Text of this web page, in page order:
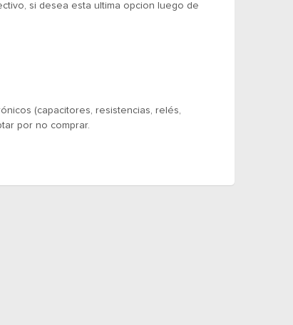
si desea esta ultima opcion luego de
(capacitores, resistencias, relés,
por no comprar.